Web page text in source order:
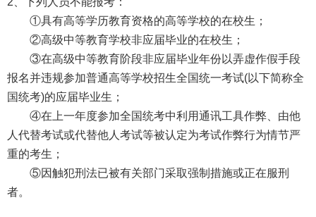
①具有高等学历教育资格的高等学校的在校生；
②高级中等教育学校非应届毕业的在校生；
③在高级中等教育阶段非应届毕业年份以弄虚作假手段
报名并违规参加普通高等学校招生全国统一考试(以下简称全
国统考)的应届毕业生；
④在上一年度参加全国统考中利用通讯工具作弊、由他
人代替考试或代替他人考试等被认定为考试作弊行为情节严
重的考生；
⑤因触犯刑法已被有关部门采取强制措施或正在服刑
者。